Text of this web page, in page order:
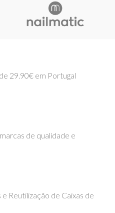
29.90€ em Portugal
de qualidade e
Reutilização de Caixas de